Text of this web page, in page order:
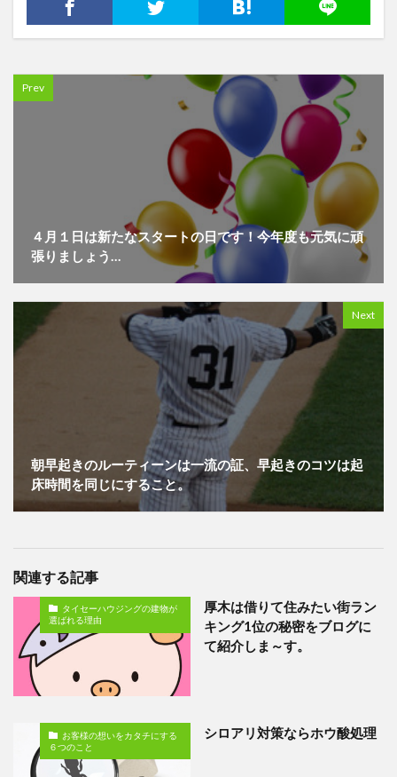
Prev
４月１日は新たなスタートの日です！今年度も元気に頑
張りましょう…
Next
朝早起きのルーティーンは一流の証、早起きのコツは起
床時間を同じにすること。
関連する記事
タイセーハウジングの建物が
選ばれる理由
厚木は借りて住みたい街ラン
キング1位の秘密をブログに
て紹介しま～す。
お客様の想いをカタチにする
６つのこと
シロアリ対策ならホウ酸処理